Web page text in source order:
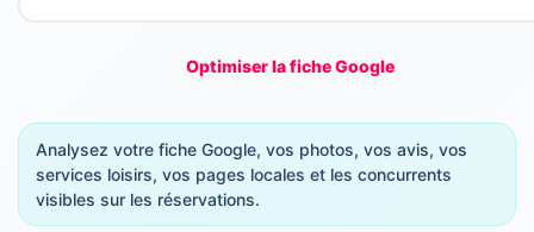
Optimiser la fiche Google
Analysez votre fiche Google, vos photos, vos avis, vos
services loisirs, vos pages locales et les concurrents
visibles sur les réservations.